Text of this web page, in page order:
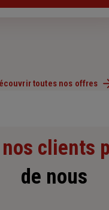
toutes nos offres
nos clients
de nous